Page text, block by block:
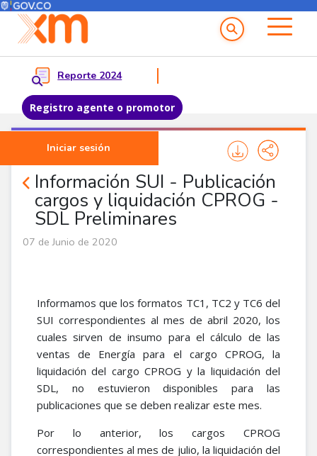
Pasar al contenido principal
Menú del Usuario
Reporte 2024
Registro agente o promotor
Iniciar sesión
Menu principal
Información SUI - Publicación
cargos y liquidación CPROG -
SDL Preliminares
Noticias Agentes
07 de Junio de 2020
Informamos que los formatos TC1, TC2 y TC6 del
SUI correspondientes al mes de abril 2020, los
cuales sirven de insumo para el cálculo de las
ventas de Energía para el cargo CPROG, la
liquidación del cargo CPROG y la liquidación del
SDL, no estuvieron disponibles para las
publicaciones que se deben realizar este mes.
Por lo anterior, los cargos CPROG
correspondientes al mes de julio, la liquidación del